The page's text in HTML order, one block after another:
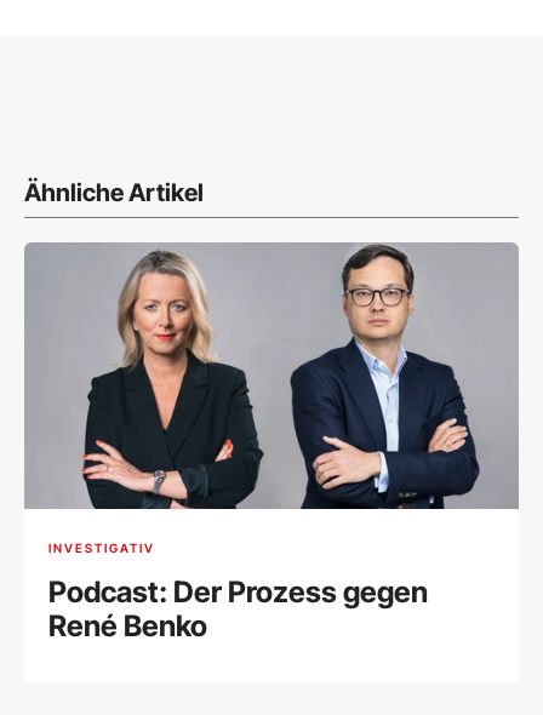
Ähnliche Artikel
INVESTIGATIV
Podcast: Der Prozess gegen
René Benko